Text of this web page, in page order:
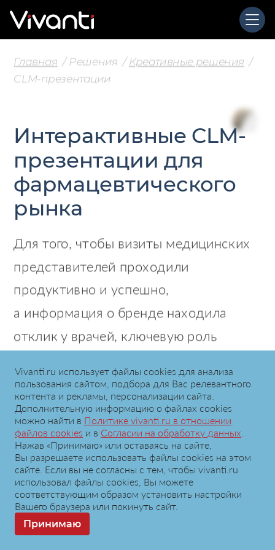
Главная Решения Креативные решения
CLM-презентации
Интерактивные CLM-
презентации для
фармацевтического
рынка
Для того, чтобы визиты медицинских
представителей проходили
продуктивно и успешно,
а информация о бренде находила
отклик у врачей, ключевую роль
привлекать и удерживать внимание
специалистов.
VivantiсоздаетинтерактивныеCLM
презентации— это интеллектуальный
инструмент, который превращает
стандартныйe-detailing
в продуктивный диалог. В отличие
Vivanti.ru использует файлы сookies для анализа
пользования сайтом, подбора для Вас релевантного
контента и рекламы, персонализации сайта.
Дополнительную информацию о файлах cookies
можно найти в Политике vivanti.ru в отношении
файлов cookies и в Согласии на обработку данных
Нажав «Принимаю» или оставаясь на сайте,
Вы разрешаете использовать файлы cookies на этом
сайте. Если вы не согласны с тем, чтобы vivanti.ru
использовал файлы сookies, Вы можете
соответствующим образом установить настройки
Вашего браузера или покинуть сайт.
Принимаю